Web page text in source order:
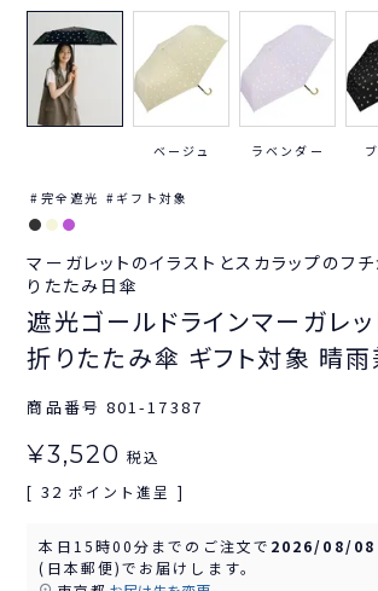
ベージュ ラベンダー
完全遮光 ギフト対象
マーガレットのイラストとスカラップのフ
りたたみ日傘
遮光ゴールドラインマーガレ
折りたたみ傘 ギフト対象 晴
商品番号 801-17387
¥3,520 税込
[ 32 ポイント進呈 ]
本日 15時00分 までのご注文で 2026/08/08
(日本郵便)でお届けします。